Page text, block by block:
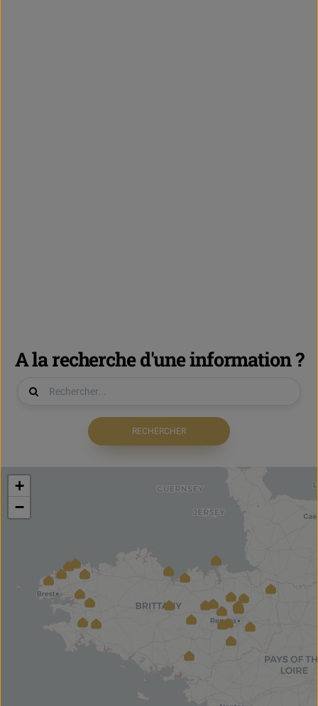
A la recherche d'une information ?
RECHERCHER
+
−